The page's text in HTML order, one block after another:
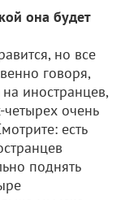
она будет
но все
говоря,
иностранцев,
очень
есть
поднять